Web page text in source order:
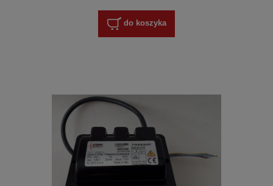
do koszyka